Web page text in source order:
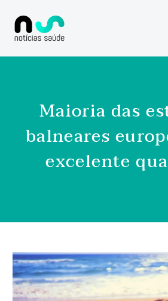
Maioria das
balneares
excelente